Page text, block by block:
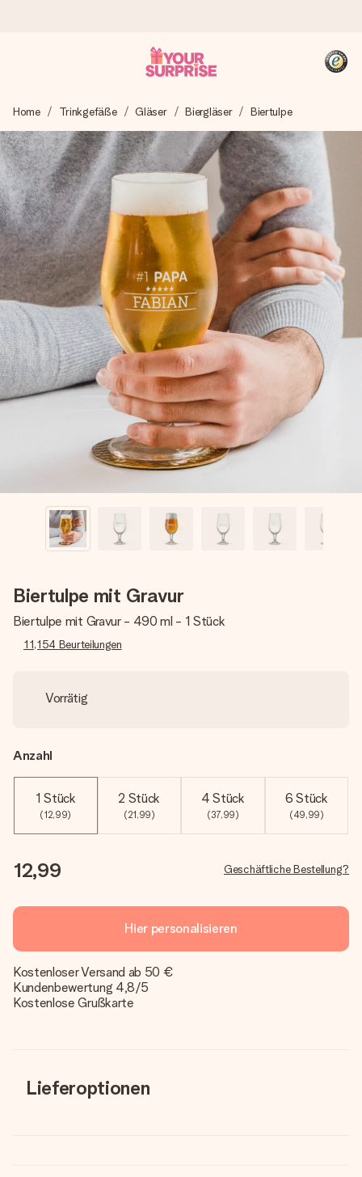
Wir bereiten dein Geschenk sorgfältig vor und schicken es
blitzschnell – damit du es genau zum richtigen Zeitpunkt
überreichen kannst, wenn es am meisten zählt.
4,8 (basierend auf +15.000 Bewertungen)
Unsere Geschenke begeistern. Kunden bewerten uns mit
4,8 bei Google Reviews (Gesamtergebnis aller Länder, in
die wir versenden).
+49 39292 929695
Montag - Freitag : 8:30 - 17:00 Uhr
Samstag - Sonntag : 8:30 - 13:00 Uhr
Home Trinkgefäße Gläser Biergläser Biertulpe
Biertulpe mit Gravur
Biertulpe mit Gravur - 490 ml - 1 Stück
11,154 Beurteilungen
Vorrätig
Anzahl
1 Stück
(12,99)
2 Stück
(21,99)
4 Stück
(37,99)
6 Stück
(49,99)
12,99 Geschäftliche Bestellung?
Hier personalisieren
Kostenloser Versand ab 50 €
Kundenbewertung 4,8/5
Kostenlose Grußkarte
Lieferoptionen